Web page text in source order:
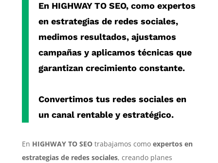
En HIGHWAY TO SEO, como expertos
en estrategias de redes sociales,
medimos resultados, ajustamos
campañas y aplicamos técnicas que
garantizan crecimiento constante.
Convertimos tus redes sociales en
un canal rentable y estratégico.
En HIGHWAY TO SEOtrabajamos como expertos en
estrategias de redes sociales, creando planes